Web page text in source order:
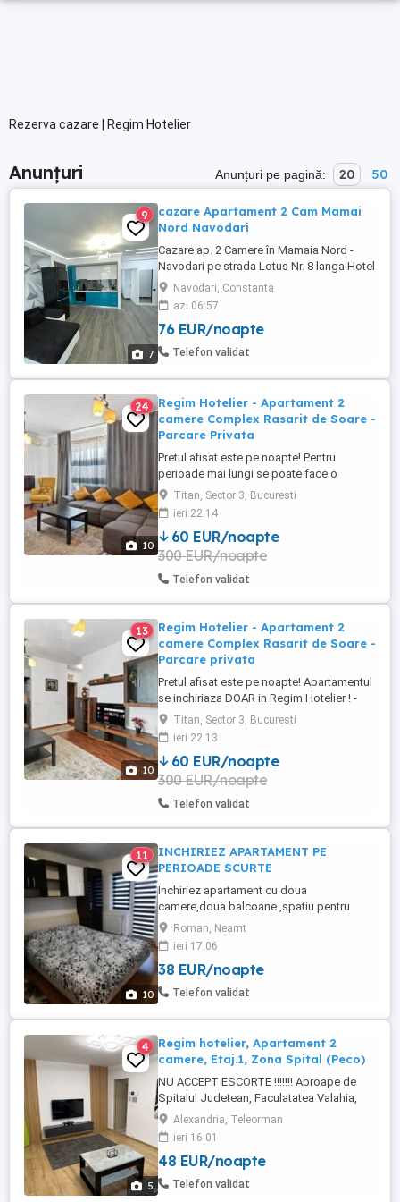
Rezerva cazare | Regim Hotelier
Anunțuri Anunțuri pe pagină: 20 50
7
9
cazare Apartament 2 Cam Mamai
Nord Navodari
Cazare ap. 2 Camere în Mamaia Nord -
Navodari pe strada Lotus Nr. 8 langa Hotel
Opera si White Tower , langa cluburi , loc
de parcare Privat. Cei care nu au o parcare
este o mare problema cu parcarea în
zona, 100m de plaja .Luni-Miercuri 400
noapte -,Joi Vineri Sambata Duminica 500
Navodari, Constanta
azi 06:57
76 EUR/noapte
Telefon validat
10
24
Regim Hotelier - Apartament 2
camere Complex Rasarit de Soare -
Parcare Privata
Pretul afisat este pe noapte! Pentru
perioade mai lungi se poate face o
reducere! Apartamentul se inchiriaza
DOAR in Regim Hotelier ! - Strada Liviu
Revreanu 46-58 (Complex Rasarit de
Soare) Inchiriere Apartament, zona
Auchan Titan, Complex Rezidential Rasarit
de Soare, supravegheat video 24 24 + ...
Titan, Sector 3, Bucuresti
ieri 22:14
60 EUR/noapte
300 EUR/noapte
Telefon validat
10
13
Regim Hotelier - Apartament 2
camere Complex Rasarit de Soare -
Parcare privata
Pretul afisat este pe noapte! Apartamentul
se inchiriaza DOAR in Regim Hotelier ! -
Strada Liviu Revreanu 46-58 (Complex
Rasarit de Soare) Inchiriere Apartament,
zona Auchan Titan, Complex Rezidential
Rasarit de Soare, supravegheat video 24
24 + loc de parcare inclus! Apartamentul
este complet mobilat ...
Titan, Sector 3, Bucuresti
ieri 22:13
60 EUR/noapte
300 EUR/noapte
Telefon validat
10
11
INCHIRIEZ APARTAMENT PE
PERIOADE SCURTE
Inchiriez apartament cu doua
camere,doua balcoane ,spatiu pentru
fumatori,baie hol debara
,bucatarie,complet mobilat si utilat in
detaliu,menaj de schimb.Se inchiriaza pe
perioade scurte minim 4 zile si mazim o
luna ,pretul este 200 la zi dar se poate
Roman Voda.central ...
Roman, Neamt
ieri 17:06
38 EUR/noapte
Telefon validat
5
4
Regim hotelier, Apartament 2
camere, Etaj.1, Zona Spital (Peco)
NU ACCEPT ESCORTE !!!!!!! Aproape de
Spitalul Judetean, Faculatatea Valahia,
Piata, Farmacie, Profi si magazine Non-
Stop. Se poate inchiria pe 24 ore cu suma
de 250 lei sau pe 3 ore cu suma de 150 lei.
-Centrala proprie. -Frigider. -Masina de
spălat. -Cuptor cu microunde. -Vesela
Alexandria, Teleorman
ieri 16:01
48 EUR/noapte
Telefon validat